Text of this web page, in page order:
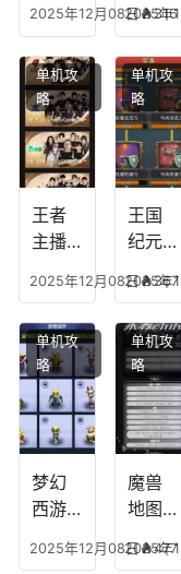
能，
游龙
传说
多少
级能
挖矿
2025年12月08日 316
加
点，
王者
技能
可以
放三
个是
什么
模式
2025年
王者
主播
搭
配，
王者
最强
的主
播
2025年12月08日 367
单机攻
略
王国
纪元
搭
配，
王国
纪元
最强
2025年
单机攻
略
梦幻
西游
2025年12月08日 477
单机攻
略
魔兽
地图
任务
2025年
单机攻
略